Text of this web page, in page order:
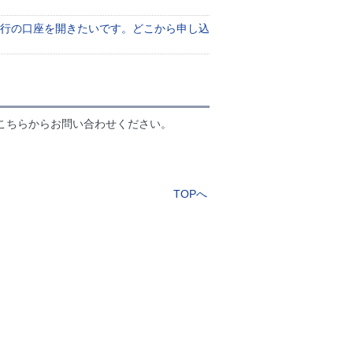
の口座を開きたいです。どこから申し込
らからお問い合わせください。
TOPへ